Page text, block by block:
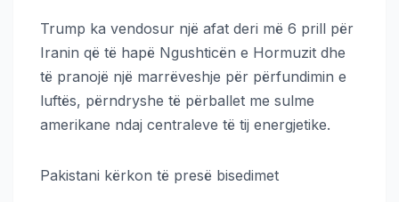
Trump ka vendosur një afat deri më 6 prill për
Iranin që të hapë Ngushticën e Hormuzit dhe
të pranojë një marrëveshje për përfundimin e
luftës, përndryshe të përballet me sulme
amerikane ndaj centraleve të tij energjetike.
Pakistani kërkon të presë bisedimet